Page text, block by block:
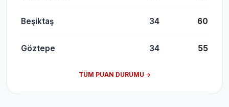
Beşiktaş 34 60
Göztepe 34 55
TÜM PUAN DURUMU